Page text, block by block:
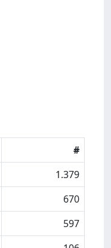
#
1.379
670
597